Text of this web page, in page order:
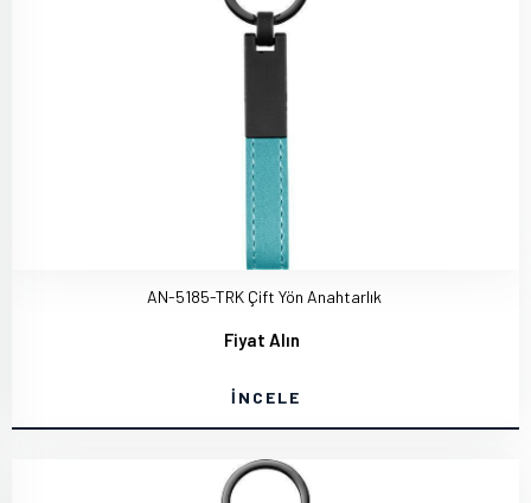
AN-5185-TRK Çift Yön Anahtarlık
Fiyat Alın
İNCELE